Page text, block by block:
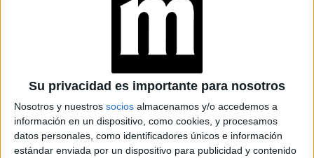
Su privacidad es importante para nosotros
Nosotros y nuestros socios almacenamos y/o accedemos a
información en un dispositivo, como cookies, y procesamos
datos personales, como identificadores únicos e información
estándar enviada por un dispositivo para publicidad y contenido
Caras Noticias
Weekend Parabrisas
Look
Luz Mía Lunateen Break BATimes
© Perfil.com 2006-2019 - Todos los derechos reservados
Registro de Propiedad Intelectual: Nro. 5346433